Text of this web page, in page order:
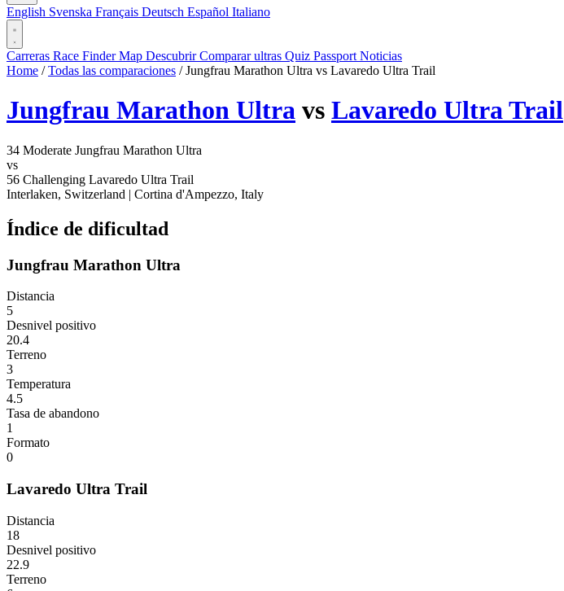
English Svenska Français Deutsch Español Italiano
Carreras Race FinderMap DescubrirComparar ultras Quiz Passport Noticias
Home / Todas las comparaciones / Jungfrau Marathon Ultra vs Lavaredo Ultra Trail
Jungfrau Marathon Ultra vs Lavaredo Ultra Trail
34 Moderate Jungfrau Marathon Ultra
vs
56 Challenging Lavaredo Ultra Trail
Interlaken, Switzerland | Cortina d'Ampezzo, Italy
Índice de dificultad
Jungfrau Marathon Ultra
Distancia
5
Desnivel positivo
20.4
Terreno
3
Temperatura
4.5
Tasa de abandono
1
Formato
0
Lavaredo Ultra Trail
Distancia
18
Desnivel positivo
22.9
Terreno